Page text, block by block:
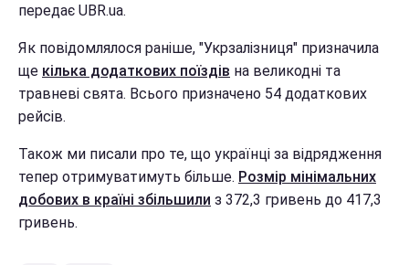
передає UBR.ua.
Як повідомлялося раніше, "Укрзалізниця" призначила
ще кілька додаткових поїздів на великодні та
травневі свята. Всього призначено 54 додаткових
рейсів.
Також ми писали про те, що українці за відрядження
тепер отримуватимуть більше. Розмір мінімальних
добових в країні збільшили з 372,3 гривень до 417,3
гривень.